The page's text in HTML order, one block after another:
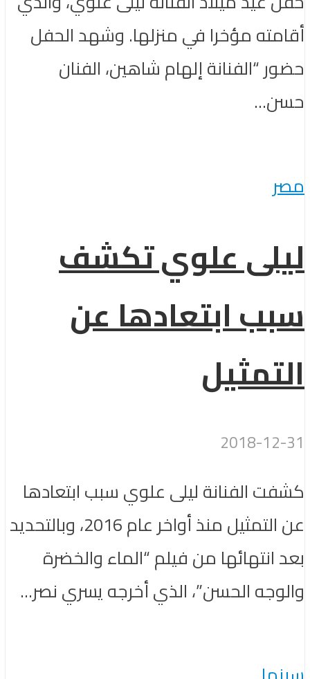
أقامته مؤخرا في منزلها. وشهد الحفل
حضور “الفنانة إلهام شاهين، الفنان
حسن...
مصر
ليلى علوي تكشف
سبب ابتعادها عن
التمثيل
2018-12-31
كشفت الفنانة ليلى علوي سبب ابتعادها
عن التمثيل منذ أواخر عام 2016، وبالتحديد
بعد انتهائها من فيلم “الماء والخضرة
والوجه الحسن”، الذي أخرجه يسري نصر...